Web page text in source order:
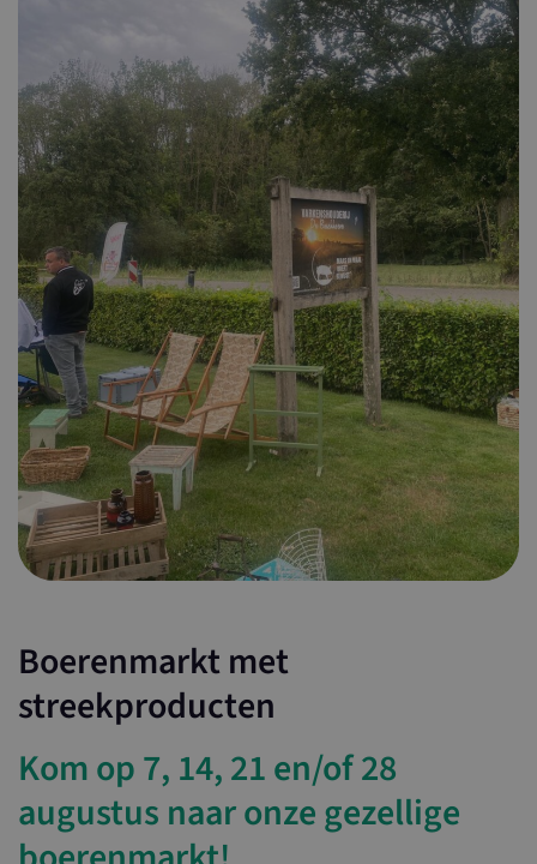
Boerenmarkt met
streekproducten
Kom op 7, 14, 21 en/of 28
augustus naar onze gezellige